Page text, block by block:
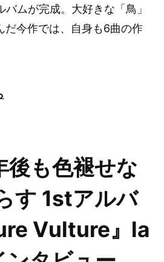
ムが完成。大好きな「鳥」
だ今作では、自身も6曲の作
も色褪せな
す 1stアルバ
Vulture』la